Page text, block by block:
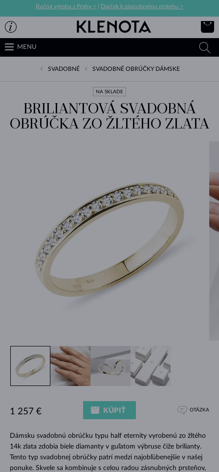
Ručná výroba z Prahy > Darček k zásnubnému prsteňu >
MENU
SVADOBNÉ SVADOBNÉ OBRÚČKY DÁMSKE
NA SKLADE
BRILIANTOVÁ SVADOBNÁ
OBRÚČKA ZO ŽLTÉHO ZLATA
Dámsku svadobnú obrúčku typu half eternity vyrobenú zo žltého
14k zlata zdobia biele diamanty v guľatom výbruse čiže brilianty.
Tento typ svadobnej obrúčky patrí medzi najobľúbenejšie v našej
ponuke. Skvele sa kombinuje s celou radou zásnubných prsteňov,
1 257 € KÚPIŤ OTÁZKA